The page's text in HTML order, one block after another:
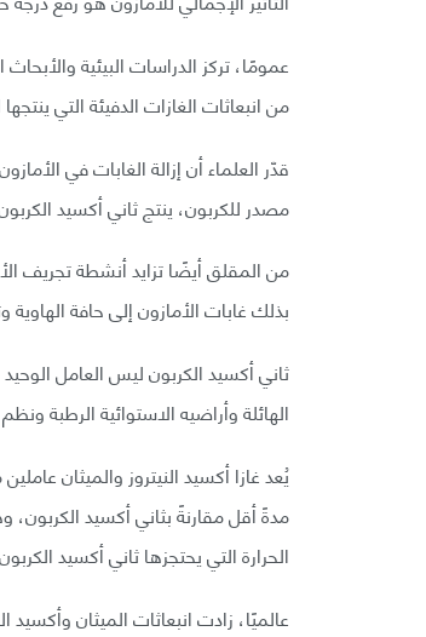
عمومًا، تركز الدراسات البيئية
من انبعاثات الغازات الدفيئة التي
قدّر العلماء أن إزالة الغابات في
مصدر للكربون، ينتج ثاني أكسيد الكربون
من المقلق أيضًا تزايد أنشطة تجريف
بذلك غابات الأمازون إلى حافة الهاوية
ثاني أكسيد الكربون ليس العامل
الهائلة وأراضيه الاستوائية الرطبة ونظم الأنهار التي
يُعد غازا أكسيد النيتروز والميثان
الحرارة التي يحتجزها ثاني أكسيد
عالميًا، زادت انبعاثات الميثان